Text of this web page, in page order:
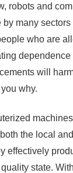
robots and
by many
who are
dependence
will
why.
the local
effectively
state.